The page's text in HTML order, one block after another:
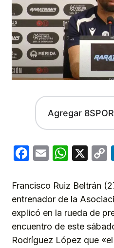
Agregar
Facebook
Email X
Francisco Ruiz Beltrán
entrenador de la
explicó en la rueda de
encuentro de este
Rodríguez López que